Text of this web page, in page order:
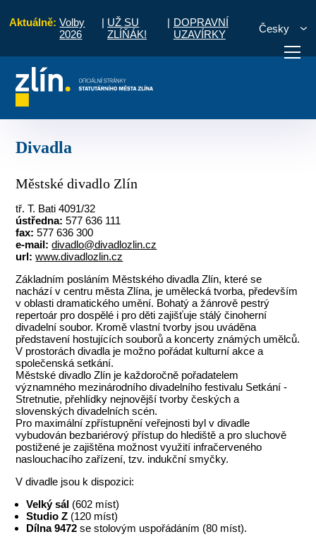
Aktuálně: Volby
2026
| UŽ SU
ZLÍŇÁK!
| DOPRAVNÍ
UZAVÍRKY
Česky
vyřídit
Divadla
Městské divadlo Zlín
tř. T. Bati 4091/32
ústředna: 577 636 111
fax: 577 636 300
e-mail: divadlo@divadlozlin.cz
url: www.divadlozlin.cz
Základním posláním Městského divadla Zlín, které se
nachází v centru města Zlína, je umělecká tvorba, především
v oblasti dramatického umění. Bohatý a žánrově pestrý
repertoár pro dospělé i pro děti zajišťuje stálý činoherní
divadelní soubor. Kromě vlastní tvorby jsou uváděna
představení hostujících souborů a koncerty známých umělců.
V prostorách divadla je možno pořádat kulturní akce a
společenská setkání.
Městské divadlo Zlín je každoročně pořadatelem
významného mezinárodního divadelního festivalu Setkání -
Stretnutie, přehlídky nejnovější tvorby českých a
slovenských divadelních scén.
Pro maximální zpřístupnění veřejnosti byl v divadle
vybudován bezbariérový přístup do hlediště a pro sluchově
postižené je zajištěna možnost využití infračerveného
naslouchacího zařízení, tzv. indukční smyčky.
V divadle jsou k dispozici:
Velký sál (602 míst)
Studio Z (120 míst)
Dílna 9472 se stolovým uspořádáním (80 míst).